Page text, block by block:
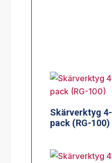
Skärverktyg 4-
pack (RG-100)